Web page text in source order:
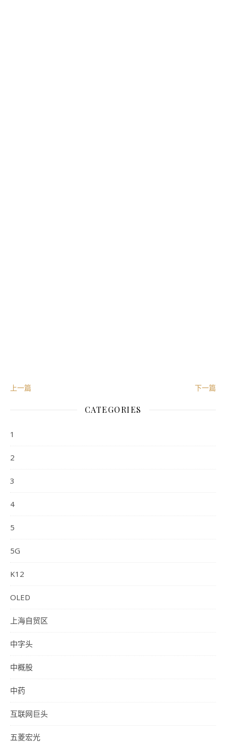
任何责任，市场有风险，投资需谨慎。
从业人员信息公示：
上一篇 下一篇
CATEGORIES
1
2
3
4
5
5G
K12
OLED
上海自贸区
中字头
中概股
中药
互联网巨头
五菱宏光